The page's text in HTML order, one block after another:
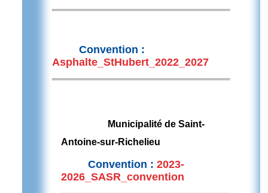
Convention :
Asphalte_StHubert_2022_2027
Municipalité de Saint-
Antoine-sur-Richelieu
Convention : 2023-
2026_SASR_convention